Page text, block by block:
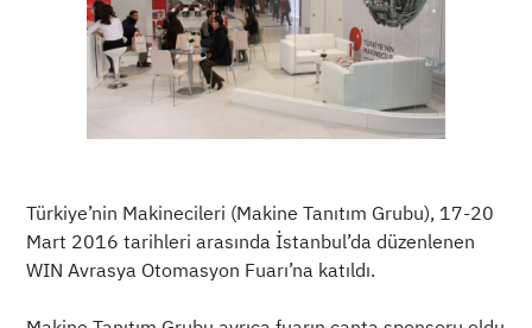
Türkiye’nin Makinecileri (Makine Tanıtım Grubu), 17-20
Mart 2016 tarihleri arasında İstanbul’da düzenlenen
WIN Avrasya Otomasyon Fuarı’na katıldı.